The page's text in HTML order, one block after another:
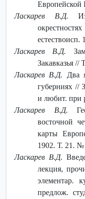
Европейской
Ласкарев В.Д. Из
Ласкарев В.Д.
Закавказья
Ласкарев В.Д. Два
губерниях //
и любит. при
Ласкарев В.Д.
восточной
карты
1902. Т. 21. №
Ласкарев В.Д.
лекция,
элементар.
предлож.